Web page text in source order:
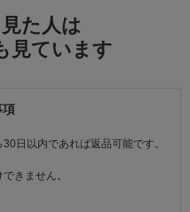
た人は
見ています
項
日以内であれば返品可能です。
きません。